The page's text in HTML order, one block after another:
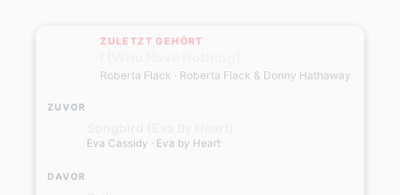
ZULETZT GEHÖRT
Roberta Flack · Roberta Flack & Donny Hathaway
ZUVOR
Eva Cassidy · Eva by Heart
DAVOR